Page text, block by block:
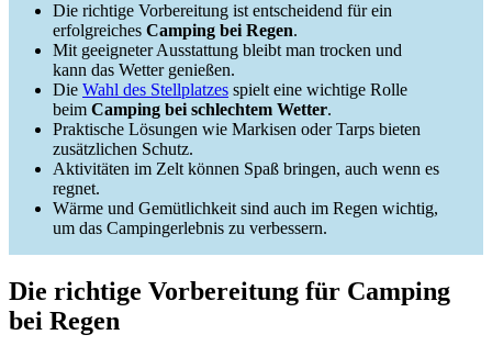
Die richtige Vorbereitung ist entscheidend für ein
erfolgreiches Camping bei Regen.
Mit geeigneter Ausstattung bleibt man trocken und
kann das Wetter genießen.
Die Wahl des Stellplatzes spielt eine wichtige Rolle
beim Camping bei schlechtem Wetter.
Praktische Lösungen wie Markisen oder Tarps bieten
zusätzlichen Schutz.
Aktivitäten im Zelt können Spaß bringen, auch wenn es
regnet.
Wärme und Gemütlichkeit sind auch im Regen wichtig,
um das Campingerlebnis zu verbessern.
Die richtige Vorbereitung für Camping
bei Regen